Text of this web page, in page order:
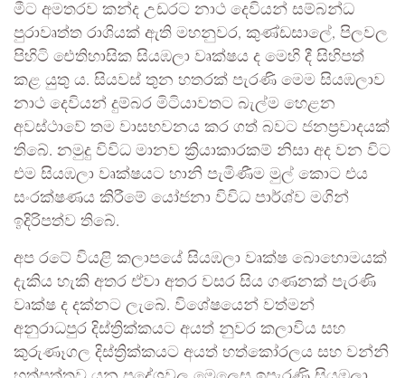
මීට අමතරව කන්ද උඩරට නාථ දෙවියන් සම්බන්ධ
පුරාවෘත්ත රාශියක් ඇති මහනුවර, කුණ්ඩසාලේ, පිලවල
පිහිටි ඓතිහාසික සියඹලා වෘක්ෂය ද මෙහි දී සිහිපත්
කළ යුතු ය. සියවස් තුන හතරක් පැරණි මෙම සියඹලාව
නාථ දෙවියන් දුම්බර මිටියාවතට බැල්ම හෙළන
අවස්ථාවේ තම වාසභවනය කර ගත් බවට ජනප්‍රවාදයක්
තිබේ. නමුදු විවිධ මානව ක්‍රියාකාරකම් නිසා අද වන විට
එම සියඹලා වෘක්ෂයට හානි පැමිණීම මුල් කොට එය
සංරක්ෂණය කිරී‍මේ යෝජනා විවිධ පාර්ශ්ව මගින්
ඉදිරිපත්ව තිබේ.
අප රටේ වියළි කලාපයේ සියඹලා වෘක්ෂ බොහොමයක්
දැකිය හැකි අතර ඒවා අතර වසර සිය ගණනක් පැරණි
වෘක්ෂ ද දක්නට ලැබේ. විශේෂයෙන් වත්මන්
අනුරාධපුර දිස්ත්‍රික්කයට අයත් නුවර කලාවිය සහ
කුරුණෑගල දිස්ත්‍රික්කයට අයත් හත්කෝරලය සහ වන්නි